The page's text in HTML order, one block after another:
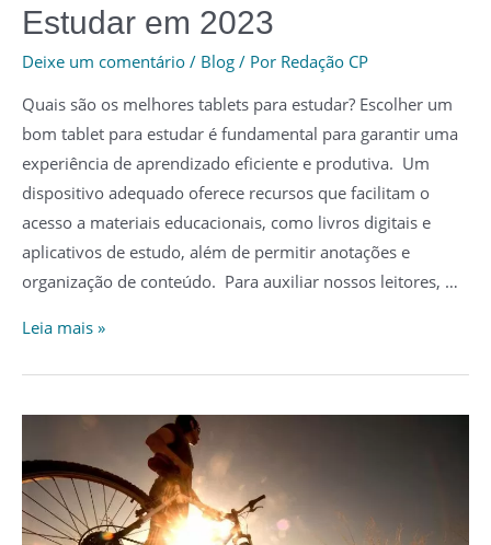
Estudar em 2023
Deixe um comentário / Blog / Por Redação CP
Quais são os melhores tablets para estudar? Escolher um
bom tablet para estudar é fundamental para garantir uma
experiência de aprendizado eficiente e produtiva. Um
dispositivo adequado oferece recursos que facilitam o
acesso a materiais educacionais, como livros digitais e
aplicativos de estudo, além de permitir anotações e
organização de conteúdo. Para auxiliar nossos leitores, …
Os
Tablets
Estudar
em
2023
Leia mais »